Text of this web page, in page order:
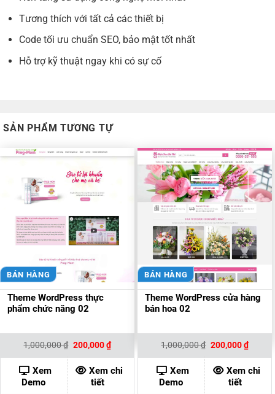
Tương thích với tất cả các thiết bị
Code tối ưu chuẩn SEO, bảo mật tốt nhất
Hỗ trợ kỹ thuật ngay khi có sự cố
SẢN PHẨM TƯƠNG TỰ
BÁN HÀNG
Theme WordPress thực
phẩm chức năng 02
1,000,000₫ Giá
gốc
là:
1,000,000 ₫.
200,000₫Giá
hiện
tại
là:
200,000 ₫.
Xem
Demo
Xem chi
tiết
BÁN HÀNG
Theme WordPress cửa hàng
bán hoa 02
1,000,000₫ Giá
gốc
là:
1,000,000 ₫.
200,000₫Giá
hiện
tại
là:
Xem
Demo
Xem chi
tiết